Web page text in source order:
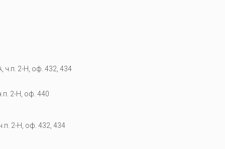
ч.п. 2-Н, оф. 432, 434
2-Н, оф. 440
2-Н, оф. 432, 434